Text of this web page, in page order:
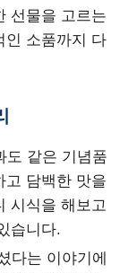
선물을 고르는
인 소품까지 다
도 같은 기념품
고 담백한 맛을
시식을 해보고
습니다.
다는 이야기에